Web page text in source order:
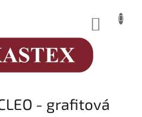
- grafitová